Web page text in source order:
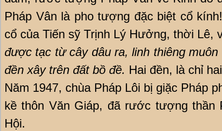
Pháp Vân là pho tượng đặc biệt cổ
cổ của Tiến sỹ Trịnh Lý Hưởng, thời Lê,
được tạc từ cây dâu ra, linh thiêng
đền xây trên đất bồ đề. Hai đền, là chỉ
Năm 1947, chùa Pháp Lôi bị giặc Pháp
kề thôn Văn Giáp, đã rước tượng thần
Hội.